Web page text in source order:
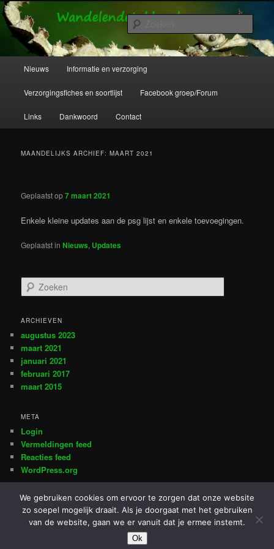
Spring
naar
primaire
inhoud
Spring
naar
secundaire
inhoudWandelende Takken en Wandelende
Bladeren
Wandelende takken en wandelende bladeren info en verzorging.
Nieuws Informatie en verzorging
Verzorgingsfiches en soortlijst Facebook groep/Forum
Links Dankwoord Contact
MAANDELIJKS ARCHIEF:MAART 2021
Geplaatst op7 maart 2021
Enkele kleine updates aan de psg lijst en enkele toevoegingen.
Geplaatst in Nieuws, Updates
o
k
n
ARCHIEVEN
augustus 2023
maart 2021
januari 2021
februari 2017
maart 2015
META
Login
Vermeldingen feed
Reacties feed
WordPress.org
Ondersteund door WordPress
We gebruiken cookies om ervoor te zorgen dat onze website
zo soepel mogelijk draait. Als je doorgaat met het gebruiken
van de website, gaan we er vanuit dat je ermee instemt.
Ok